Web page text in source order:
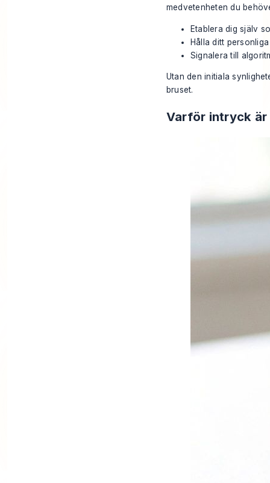
medvetenheten du
Etablera dig själv
Hålla ditt
Signalera till
Utan den initiala
bruset.
Varför intryck